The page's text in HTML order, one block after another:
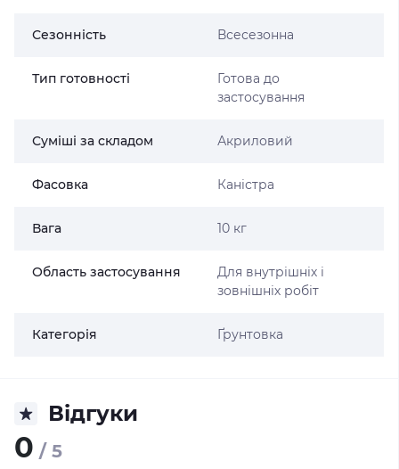
Сезонність Всесезонна
Тип готовності
Готова до
застосування
Суміші за складом Акриловий
Фасовка Каністра
Вага 10 кг
Область застосування
Для внутрішніх і
зовнішніх робіт
Категорія Ґрунтовка
Відгуки
0 / 5